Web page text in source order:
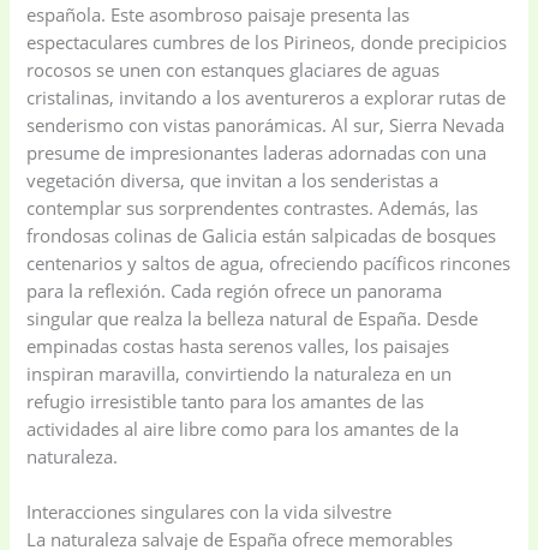
española. Este asombroso paisaje presenta las
espectaculares cumbres de los Pirineos, donde precipicios
rocosos se unen con estanques glaciares de aguas
cristalinas, invitando a los aventureros a explorar rutas de
senderismo con vistas panorámicas. Al sur, Sierra Nevada
presume de impresionantes laderas adornadas con una
vegetación diversa, que invitan a los senderistas a
contemplar sus sorprendentes contrastes. Además, las
frondosas colinas de Galicia están salpicadas de bosques
centenarios y saltos de agua, ofreciendo pacíficos rincones
para la reflexión. Cada región ofrece un panorama
singular que realza la belleza natural de España. Desde
empinadas costas hasta serenos valles, los paisajes
inspiran maravilla, convirtiendo la naturaleza en un
refugio irresistible tanto para los amantes de las
actividades al aire libre como para los amantes de la
naturaleza.
Interacciones singulares con la vida silvestre
La naturaleza salvaje de España ofrece memorables